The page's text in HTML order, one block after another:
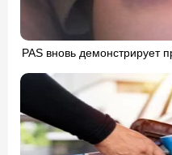
PAS вновь демонстрирует